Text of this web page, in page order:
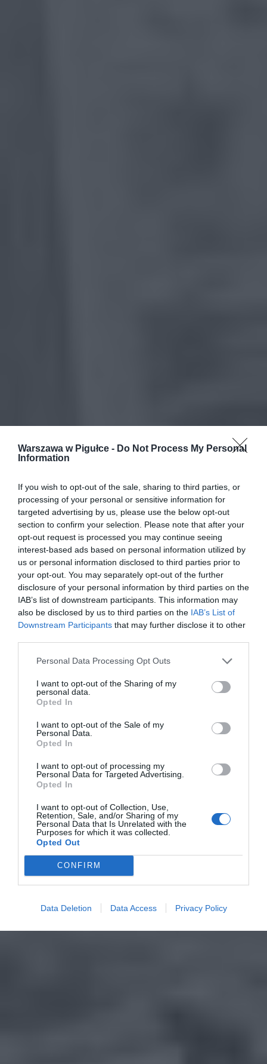
Warszawa w Pigułce - Do Not Process My Personal
Information
If you wish to opt-out of the sale, sharing to third parties, or
processing of your personal or sensitive information for
targeted advertising by us, please use the below opt-out
section to confirm your selection. Please note that after your
opt-out request is processed you may continue seeing
interest-based ads based on personal information utilized by
us or personal information disclosed to third parties prior to
your opt-out. You may separately opt-out of the further
disclosure of your personal information by third parties on the
IAB’s list of downstream participants. This information may
also be disclosed by us to third parties on the IAB’s List of
Downstream Participants that may further disclose it to other
Personal Data Processing Opt Outs
I want to opt-out of the Sharing of my
personal data.
Opted In
I want to opt-out of the Sale of my
Personal Data.
Opted In
I want to opt-out of processing my
Personal Data for Targeted Advertising.
Opted In
I want to opt-out of Collection, Use,
Retention, Sale, and/or Sharing of my
Personal Data that Is Unrelated with the
Purposes for which it was collected.
Opted Out
CONFIRM
Data Deletion Data Access Privacy Policy